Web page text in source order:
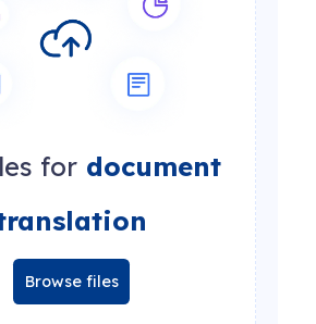
for document
Browse files